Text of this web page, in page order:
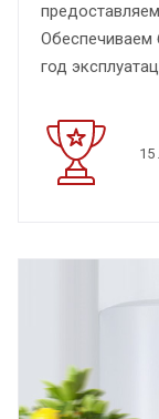
Обеспечиваем
год
15